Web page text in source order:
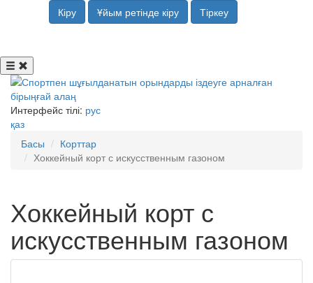
Кіру Ұйым ретінде кіру Тіркеу
Интерфейс тілі: рус
қаз
Басы
Корттар
Хоккейный корт с искусственным газоном
Хоккейный корт с
искусственным газоном